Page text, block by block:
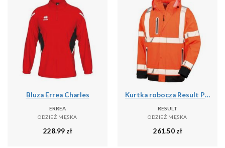
Bluza Errea Charles
ERREA
ODZIEŻ MĘSKA
228.99 zł
Kurtka robocza Result Prism PU Safe & Dry
RESULT
ODZIEŻ MĘSKA
261.50 zł